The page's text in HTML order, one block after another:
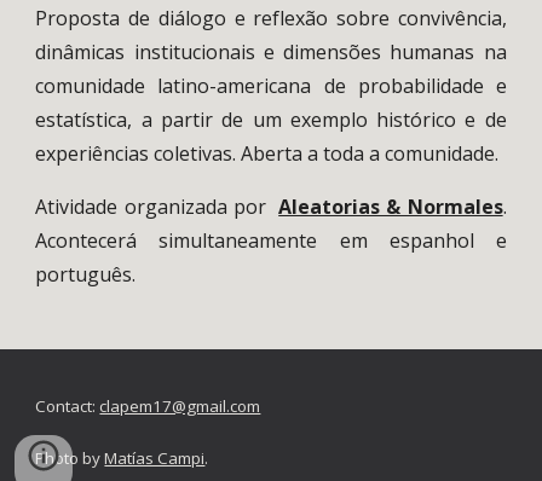
Proposta de diálogo e reflexão sobre convivência,
dinâmicas institucionais e dimensões humanas na
comunidade latino-americana de probabilidade e
estatística, a partir de um exemplo histórico e de
experiências coletivas. Aberta a toda a comunidade.
Atividade organizada porAleatorias & Normales.
Acontecerá simultaneamente em espanhol e
português.
Contact: clapem17@gmail.com
Photo byMatías Campi.